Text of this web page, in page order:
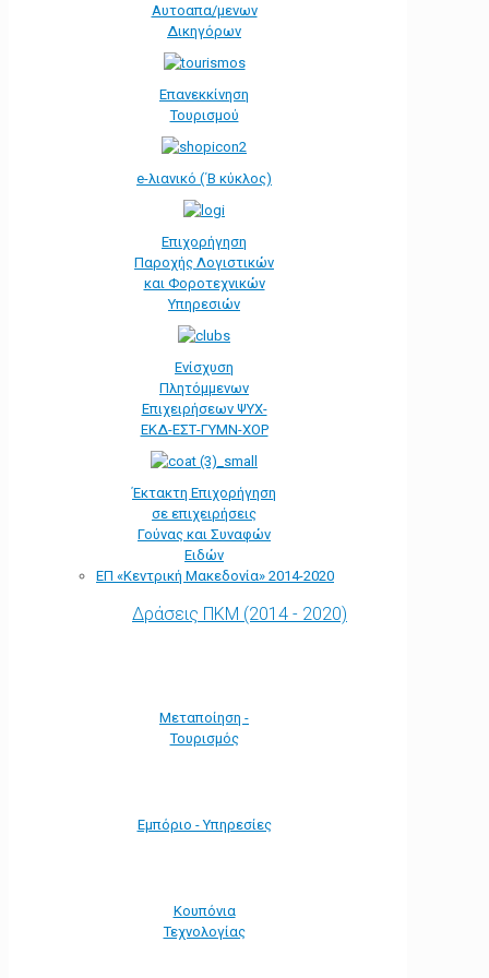
Αυτοαπα/μενων
Δικηγόρων
Επανεκκίνηση
Τουρισμού
e-λιανικό (΄Β κύκλος)
Επιχορήγηση
Παροχής Λογιστικών
και Φοροτεχνικών
Υπηρεσιών
Ενίσχυση
Πλητόμμενων
Επιχειρήσεων ΨΥΧ-
ΕΚΔ-ΕΣΤ-ΓΥΜΝ-ΧΟΡ
Έκτακτη Επιχορήγηση
σε επιχειρήσεις
Γούνας και Συναφών
Ειδών
ΕΠ «Kεντρική Μακεδονία» 2014-2020
Δράσεις ΠΚΜ (2014 - 2020)
Μεταποίηση -
Τουρισμός
Εμπόριο - Υπηρεσίες
Κουπόνια
Τεχνολογίας